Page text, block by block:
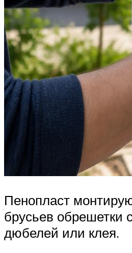
Пенопласт
брусьев
дюбелей или клея.